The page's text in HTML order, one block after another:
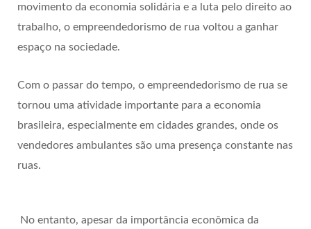
movimento da economia solidária e a luta pelo direito ao
trabalho, o empreendedorismo de rua voltou a ganhar
espaço na sociedade.
Com o passar do tempo, o empreendedorismo de rua se
tornou uma atividade importante para a economia
brasileira, especialmente em cidades grandes, onde os
vendedores ambulantes são uma presença constante nas
ruas.
No entanto, apesar da importância econômica da